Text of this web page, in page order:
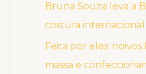
Bruna Souza leva a
costura internacional
Feita por eles:
massa e